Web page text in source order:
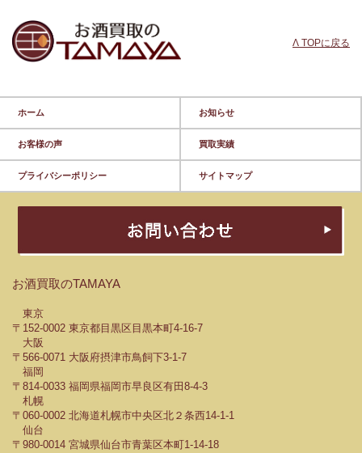
Λ TOPに戻る
ホーム お知らせ
お客様の声 買取実績
プライバシーポリシー サイトマップ
お酒買取のTAMAYA
東京
〒152-0002 東京都目黒区目黒本町4-16-7
大阪
〒566-0071 大阪府摂津市鳥飼下3-1-7
福岡
〒814-0033 福岡県福岡市早良区有田8-4-3
札幌
〒060-0002 北海道札幌市中央区北２条西14-1-1
仙台
〒980-0014 宮城県仙台市青葉区本町1-14-18